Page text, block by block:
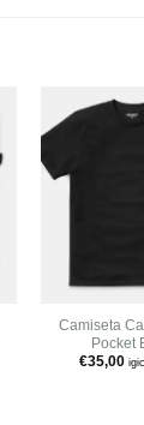
+
Camiseta
Pocket
€35,00